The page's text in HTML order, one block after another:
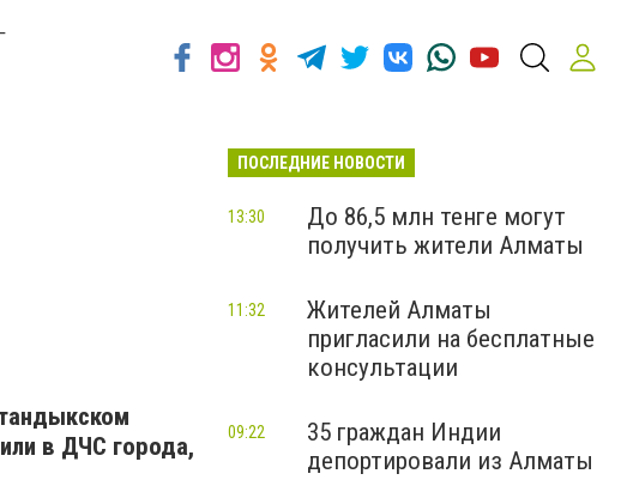
в ДЧС города,
ПОСЛЕДНИЕ НОВОСТИ
До 86,5 млн тенге могут
получить жители Алматы
13:30
Жителей Алматы
пригласили на бесплатные
консультации
11:32
35 граждан Индии
депортировали из Алматы
09:22